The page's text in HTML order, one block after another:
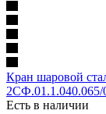
Кран шаровой
2СФ.01.1.040.065/
Есть в наличии